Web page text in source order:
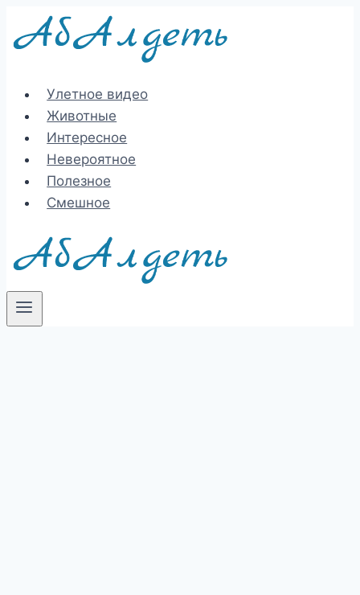
Перейти
Улетное видео
Животные
Интересное
Невероятное
Полезное
Смешное